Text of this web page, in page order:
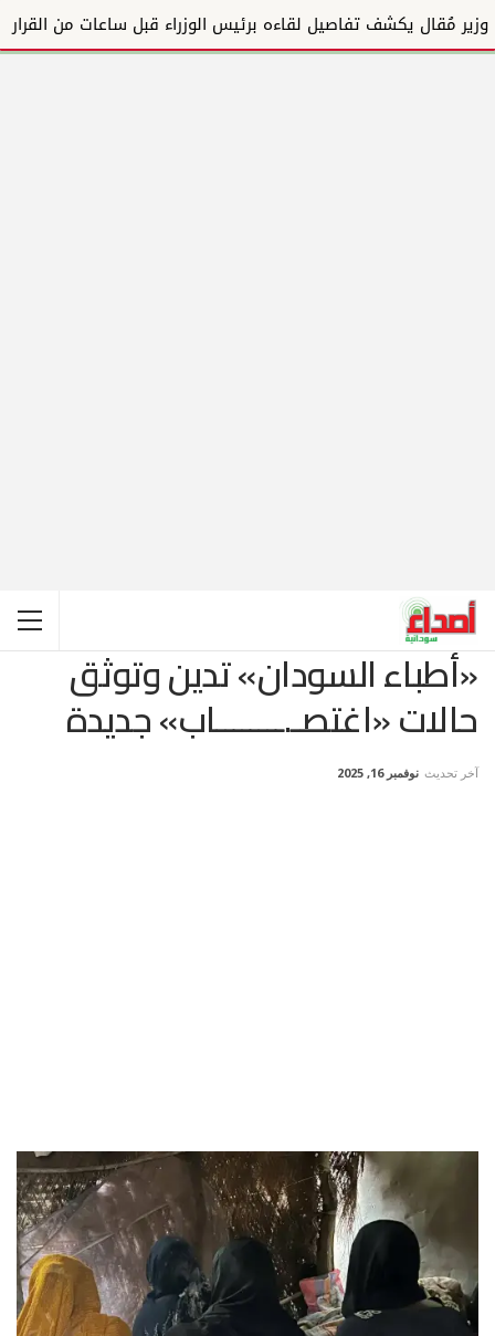
وزير مُقال يكشف تفاصيل لقاءه برئيس الوزراء قبل ساعات من القرار
«أطباء السودان» تدين وتوثق
حالات «اغتصـ.ــــــــاب» جديدة
آخر تحديث نوفمبر 16, 2025